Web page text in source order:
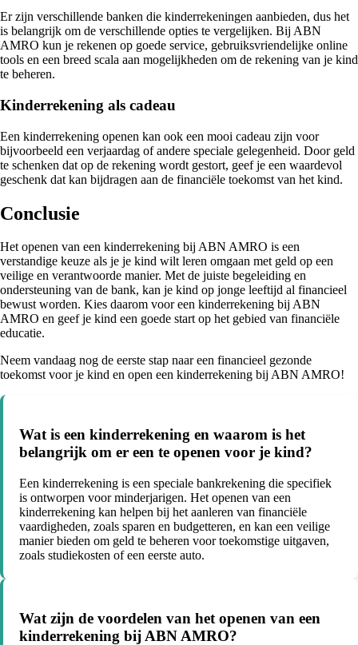
Er zijn verschillende banken die kinderrekeningen aanbieden, dus het
is belangrijk om de verschillende opties te vergelijken. Bij ABN
AMRO kun je rekenen op goede service, gebruiksvriendelijke online
tools en een breed scala aan mogelijkheden om de rekening van je kind
te beheren.
Kinderrekening als cadeau
Een kinderrekening openen kan ook een mooi cadeau zijn voor
bijvoorbeeld een verjaardag of andere speciale gelegenheid. Door geld
te schenken dat op de rekening wordt gestort, geef je een waardevol
geschenk dat kan bijdragen aan de financiële toekomst van het kind.
Conclusie
Het openen van een kinderrekening bij ABN AMRO is een
verstandige keuze als je je kind wilt leren omgaan met geld op een
veilige en verantwoorde manier. Met de juiste begeleiding en
ondersteuning van de bank, kan je kind op jonge leeftijd al financieel
bewust worden. Kies daarom voor een kinderrekening bij ABN
AMRO en geef je kind een goede start op het gebied van financiële
educatie.
Neem vandaag nog de eerste stap naar een financieel gezonde
toekomst voor je kind en open een kinderrekening bij ABN AMRO!
Wat is een kinderrekening en waarom is het
belangrijk om er een te openen voor je kind?
Een kinderrekening is een speciale bankrekening die specifiek
is ontworpen voor minderjarigen. Het openen van een
kinderrekening kan helpen bij het aanleren van financiële
vaardigheden, zoals sparen en budgetteren, en kan een veilige
manier bieden om geld te beheren voor toekomstige uitgaven,
zoals studiekosten of een eerste auto.
Wat zijn de voordelen van het openen van een
kinderrekening bij ABN AMRO?